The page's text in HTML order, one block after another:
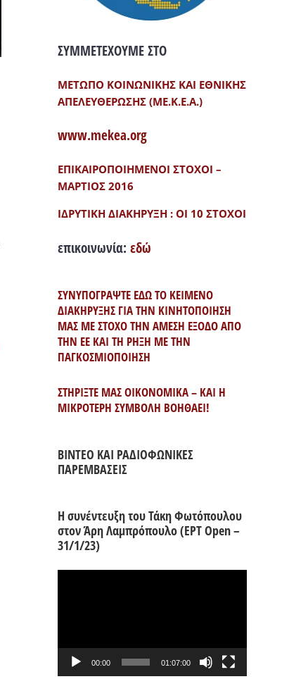
ΣΥΜΜΕΤΕΧΟΥΜΕ ΣΤΟ
ΜΕΤΩΠΟ ΚΟΙΝΩΝΙΚΗΣ ΚΑΙ ΕΘΝΙΚΗΣ
ΑΠΕΛΕΥΘΕΡΩΣΗΣ (ΜΕ.Κ.Ε.Α.)
www.mekea.org
ΕΠΙΚΑΙΡΟΠΟΙΗΜΕΝΟΙ ΣΤΟΧΟΙ –
ΜΑΡΤΙΟΣ 2016
ΙΔΡΥΤΙΚΗ ΔΙΑΚΗΡΥΞΗ : ΟΙ 10 ΣΤΟΧΟΙ
επικοινωνία: εδώ
ΣΥΝΥΠΟΓΡΑΨΤΕ ΕΔΩ ΤΟ ΚΕΙΜΕΝΟ
ΔΙΑΚΗΡΥΞΗΣ ΓΙΑ ΤΗΝ ΚΙΝΗΤΟΠΟΙΗΣΗ
ΜΑΣ ΜΕ ΣΤΟΧΟ ΤΗΝ ΑΜΕΣΗ ΕΞΟΔΟ ΑΠΟ
ΤΗΝ ΕΕ ΚΑΙ ΤΗ ΡΗΞΗ ΜΕ ΤΗΝ
ΠΑΓΚΟΣΜΙΟΠΟΙΗΣΗ
ΣΤΗΡΙΞΤΕ ΜΑΣ ΟΙΚΟΝΟΜΙΚΑ – ΚΑΙ Η
ΜΙΚΡΟΤΕΡΗ ΣΥΜΒΟΛΗ ΒΟΗΘΑΕΙ!
ΒΙΝΤΕΟ ΚΑΙ ΡΑΔΙΟΦΩΝΙΚΕΣ
ΠΑΡΕΜΒΑΣΕΙΣ
Η συνέντευξη του Τάκη Φωτόπουλου
στον Άρη Λαμπρόπουλο (ΕΡΤ Open –
31/1/23)
00:00 01:07:00